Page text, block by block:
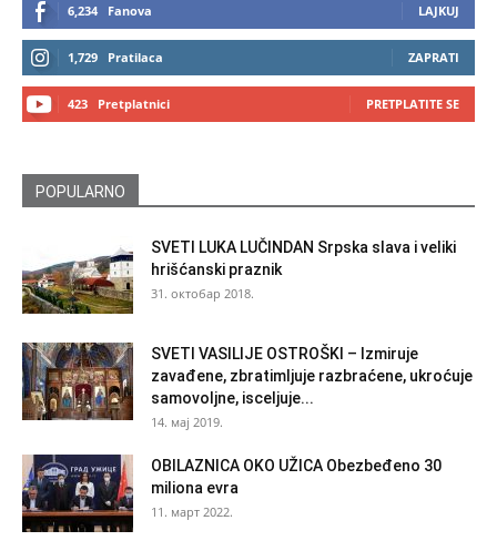
6,234 Fanova LAJKUJ
1,729 Pratilaca ZAPRATI
423 Pretplatnici PRETPLATITE SE
POPULARNO
SVETI LUKA LUČINDAN Srpska slava i veliki
hrišćanski praznik
31. октобар 2018.
SVETI VASILIJE OSTROŠKI – Izmiruje
zavađene, zbratimljuje razbraćene, ukroćuje
samovoljne, isceljuje...
14. мај 2019.
OBILAZNICA OKO UŽICA Obezbeđeno 30
miliona evra
11. март 2022.